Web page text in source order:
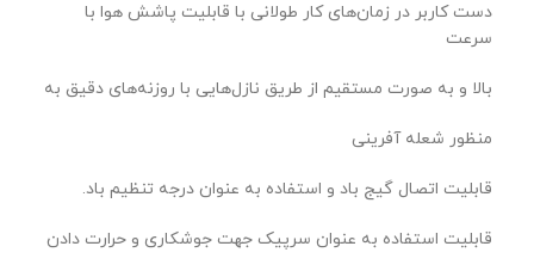
دست کاربر در زمان‌های کار طولانی با قابلیت پاشش هوا با
سرعت
بالا و به صورت مستقیم از طریق نازل‌هایی با روزنه‌های دقیق به
منظور شعله آفرینی
قابلیت اتصال گیج باد و استفاده به عنوان درجه تنظیم باد.
قابلیت استفاده به عنوان سرپیک جهت جوشکاری و حرارت دادن